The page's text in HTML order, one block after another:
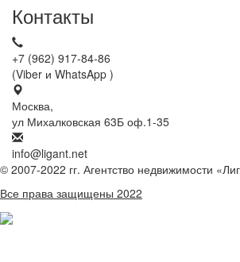
Контакты
+7 (962) 917-84-86
(Viber и WhatsApp )
Москва,
ул Михалковская 63Б оф.1-35
info@ligant.net
© 2007-2022 гг. Агентство недвижимости
Все права защищены 2022